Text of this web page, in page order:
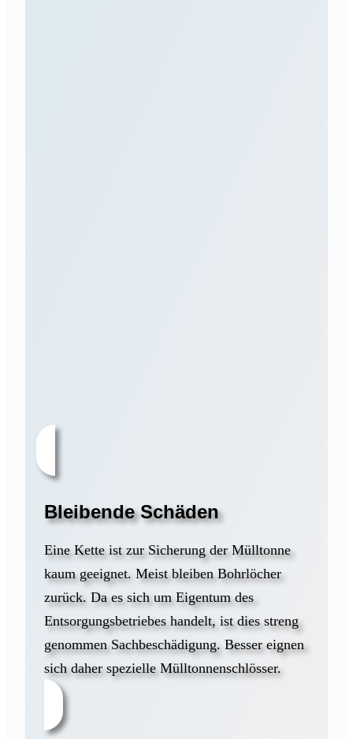
Bleibende Schäden
Eine Kette ist zur Sicherung der Mülltonne
kaum geeignet. Meist bleiben Bohrlöcher
zurück. Da es sich um Eigentum des
Entsorgungsbetriebes handelt, ist dies streng
genommen Sachbeschädigung. Besser eignen
sich daher spezielle Mülltonnenschlösser.